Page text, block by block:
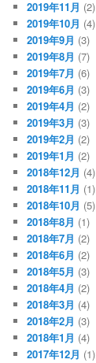
2019年11月 (2)
2019年10月 (4)
2019年9月 (3)
2019年8月 (7)
2019年7月 (6)
2019年6月 (3)
2019年4月 (2)
2019年3月 (3)
2019年2月 (2)
2019年1月 (2)
2018年12月 (4)
2018年11月 (1)
2018年10月 (5)
2018年8月 (1)
2018年7月 (2)
2018年6月 (2)
2018年5月 (3)
2018年4月 (2)
2018年3月 (4)
2018年2月 (3)
2018年1月 (4)
2017年12月 (1)